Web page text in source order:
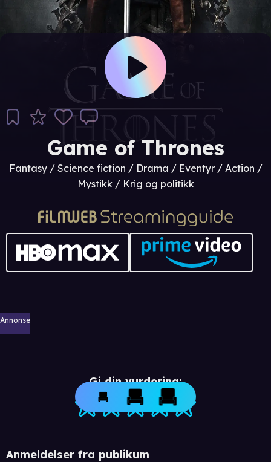
Game of Thrones
Fantasy / Science fiction / Drama / Eventyr / Action /
Mystikk / Krig og politikk
Annonse
Gi din vurdering:
Anmeldelser fra publikum